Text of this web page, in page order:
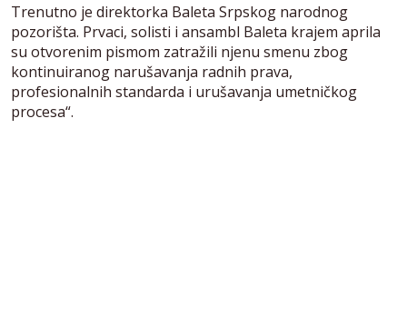
Trenutno je direktorka Baleta Srpskog narodnog
pozorišta. Prvaci, solisti i ansambl Baleta krajem aprila
su otvorenim pismom zatražili njenu smenu zbog
kontinuiranog narušavanja radnih prava,
profesionalnih standarda i urušavanja umetničkog
procesa“.